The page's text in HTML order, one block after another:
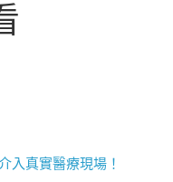
入真實醫療現場！